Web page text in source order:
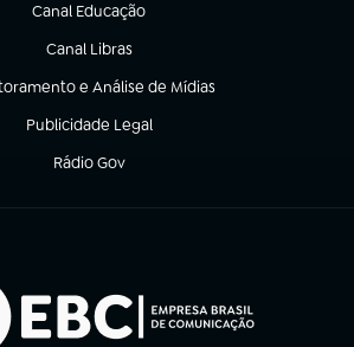
Canal Educação
(abre em nova aba)
Canal Libras
(abre em nova aba)
e Análise de Mídias
nova aba)
Publicidade Legal
(abre em nova aba)
Rádio Gov
(abre em nova aba)